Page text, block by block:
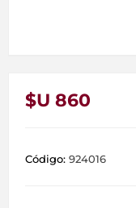
$U 860
Código: 924016